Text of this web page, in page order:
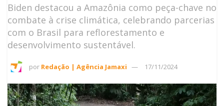
Biden destacou a Amazônia como peça-chave no
combate à crise climática, celebrando parcerias
com o Brasil para reflorestamento e
desenvolvimento sustentável.
por Redação | Agência Jamaxi 17/11/2024